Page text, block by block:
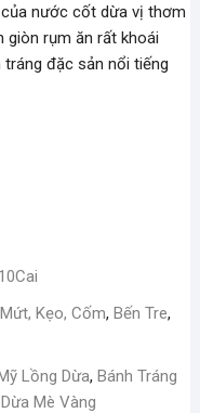
nước cốt dừa vị thơm
giòn rụm ăn rất khoái
tráng đặc sản nổi tiếng
Kẹo, Cốm, Bến Tre,
Lồng Dừa, Bánh Tráng
Mè Vàng